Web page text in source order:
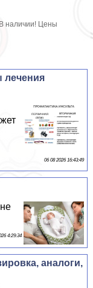
наличии! Цены
лечения
06 08 2026 16:43:49
4:29:34
аналоги,